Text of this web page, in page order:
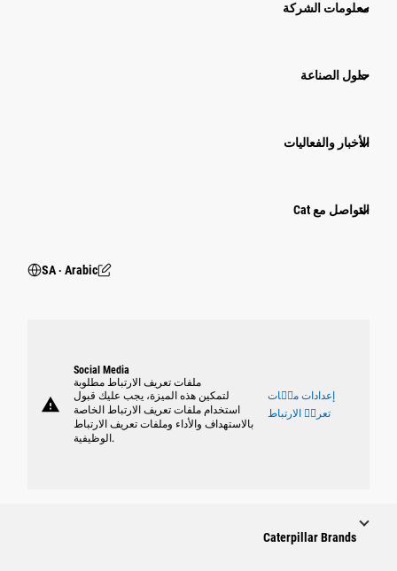
معلومات الشركة
حلول الصناعة
الأخبار والفعاليات
التواصل مع Cat
SA ‧ Arabic
warning
Social Media
ملفات تعريف الارتباط مطلوبة
لتمكين هذه الميزة، يجب عليك قبول
استخدام ملفات تعريف الارتباط الخاصة
بالاستهداف والأداء وملفات تعريف الارتباط
الوظيفية.
إعدادات ملٝات
تعريٝ الارتباط
Caterpillar Brands